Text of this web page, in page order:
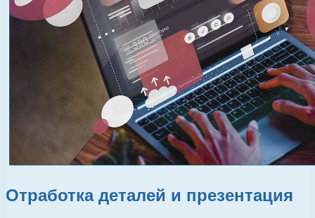
Отработка деталей и презентация